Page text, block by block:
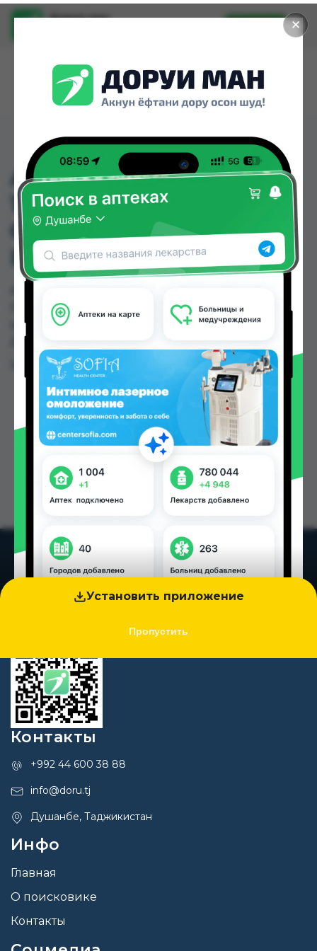
✕
Установить приложение
Пропустить
Доруи ман
Установить
AMBROXOL 30 SAFT
100МЛ АМБРОКСОЛ
СИРОП 30МГ
ГЕРМАНИЯ
СИРОП 30МГ ГЕРМАНИЯ можно купить или
заказать в аптеках, Арча по цене от 65.00 TJS в
Цена: от65.00 TJS
Контакты
+992 44 600 38 88
info@doru.tj
Душанбе, Таджикистан
Инфо
Главная
О поисковике
Контакты